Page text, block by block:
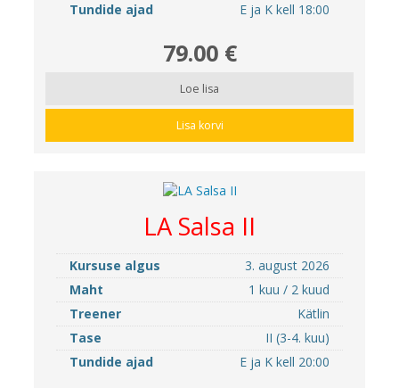
Tundide ajad
E ja K kell 18:00
79.00 €
Loe lisa
Lisa korvi
LA Salsa II
Kursuse algus
3. august 2026
Maht
1 kuu / 2 kuud
Treener
Kätlin
Tase
II (3-4. kuu)
Tundide ajad
E ja K kell 20:00